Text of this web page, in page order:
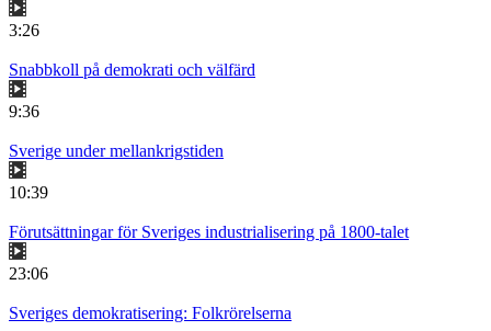
3:26
Snabbkoll på demokrati och välfärd
9:36
Sverige under mellankrigstiden
10:39
Förutsättningar för Sveriges industrialisering på 1800-talet
23:06
Sveriges demokratisering: Folkrörelserna